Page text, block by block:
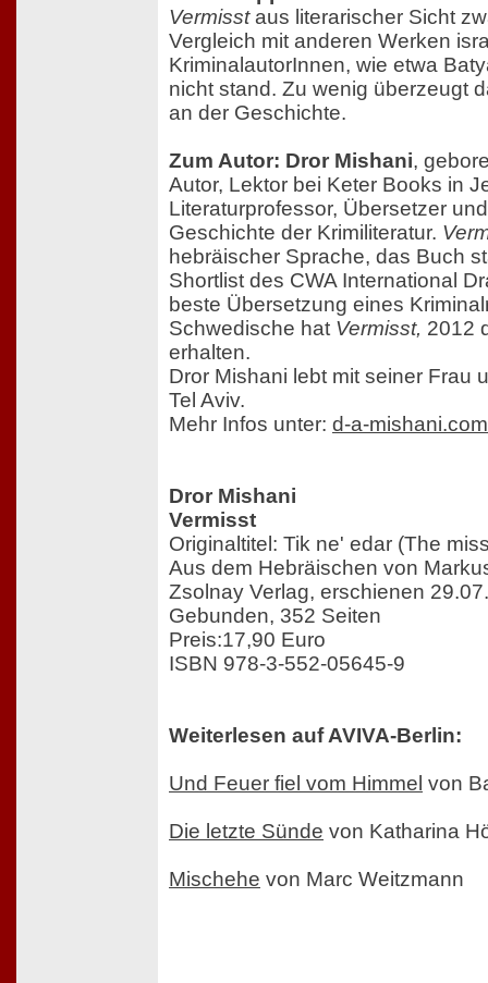
Vermisstaus literarischer Sicht
Vergleich mit anderen Werken
KriminalautorInnen, wie etwa
nicht stand. Zu wenig überzeugt
an der Geschichte.
Zum Autor: Dror Mishani,
Autor, Lektor bei Keter Books in
Literaturprofessor, Übersetzer
Geschichte der Krimiliteratur.
hebräischer Sprache, das Buch
Shortlist des CWA International
beste Übersetzung eines
Schwedische hat Vermisst, 2012
erhalten.
Dror Mishani lebt mit seiner Frau
Tel Aviv.
Mehr Infos unter: d-a-mishani.com
Dror Mishani
Vermisst
Originaltitel: Tik ne' edar (The
Aus dem Hebräischen von
Zsolnay Verlag, erschienen
Gebunden, 352 Seiten
Preis:17,90 Euro
ISBN 978-3-552-05645-9
Weiterlesen auf AVIVA-Berlin:
Und Feuer fiel vom Himmel von
Die letzte Sünde von Katharina
Mischehe von Marc Weitzmann